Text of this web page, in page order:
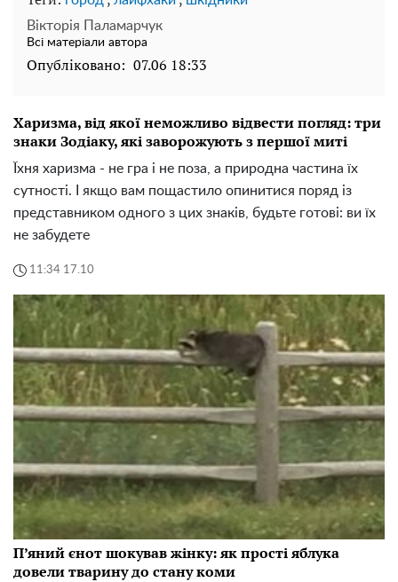
Вікторія Паламарчук
Всі матеріали автора
Опубліковано: 07.06 18:33
Харизма, від якої неможливо відвести погляд: три
знаки Зодіаку, які заворожують з першої миті
Їхня харизма - не гра і не поза, а природна частина їх
сутності. І якщо вам пощастило опинитися поряд із
представником одного з цих знаків, будьте готові: ви їх
не забудете
11:34 17.10
П’яний єнот шокував жінку: як прості яблука
довели тварину до стану коми